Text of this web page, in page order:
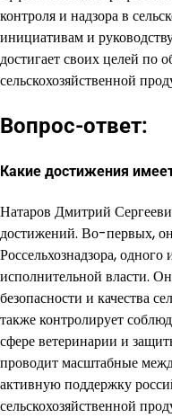
контроля и надзора в
инициативам и
достигает своих целей по
сельскохозяйственной
Вопрос-ответ:
Какие достижения
Натаров Дмитрий
достижений. Во-первых,
Россельхознадзора,
исполнительной власти.
безопасности и качества
также контролирует
сфере ветеринарии и
проводит масштабные
активную поддержку
сельскохозяйственной